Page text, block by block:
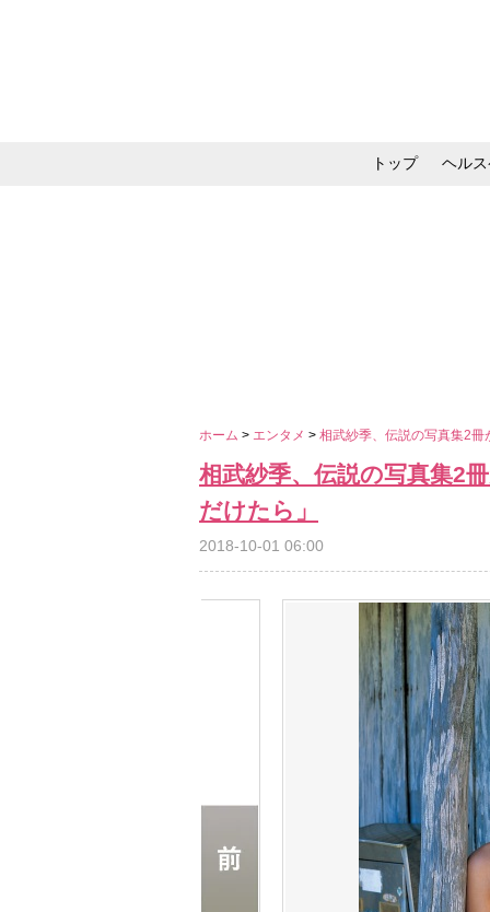
トップ ヘル
ホーム > エンタメ > 相武紗季、伝説の写真集2
相武紗季、伝説の写真集2
だけたら」
2018-10-01 06:00